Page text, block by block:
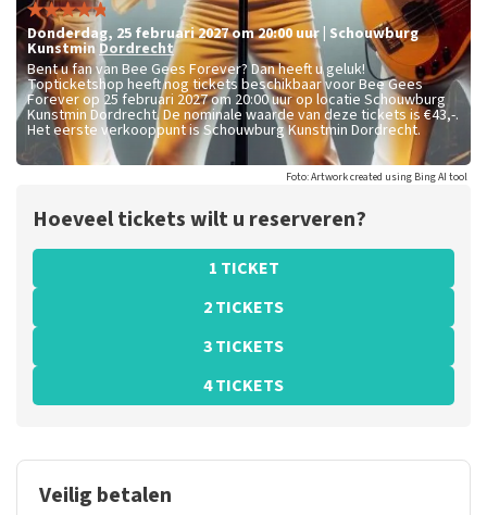
donderdag, 25 februari 2027 om 20:00 uur Schouwburg
KunstminDordrecht
Bent u fan van Bee Gees Forever? Dan heeft u geluk!
Topticketshop heeft nog tickets beschikbaar voor Bee Gees
Forever op 25 februari 2027 om 20:00 uur op locatie Schouwburg
Kunstmin Dordrecht. De nominale waarde van deze tickets is€43,-.
Het eerste verkooppunt is Schouwburg Kunstmin Dordrecht.
Foto: Artwork created using Bing AI tool
Hoeveel tickets wilt u reserveren?
1 TICKET
2 TICKETS
3 TICKETS
4 TICKETS
Veilig betalen